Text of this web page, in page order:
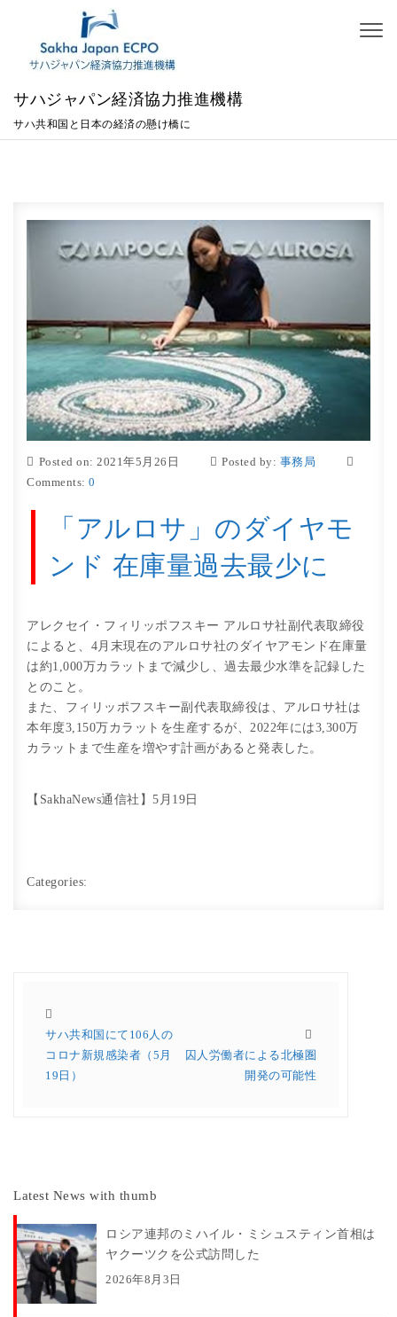
Skip to content
サハジャパン経済協力推進機構
サハ共和国と日本の経済の懸け橋に
Posted on: 2021年5月26日 Posted by: 事務局
Comments: 0
「アルロサ」のダイヤモ
ンド 在庫量過去最少に
アレクセイ・フィリッポフスキー アルロサ社副代表取締役
によると、4月末現在のアルロサ社のダイヤアモンド在庫量
は約1,000万カラットまで減少し、過去最少水準を記録した
とのこと。
また、フィリッポフスキー副代表取締役は、アルロサ社は
本年度3,150万カラットを生産するが、2022年には3,300万
カラットまで生産を増やす計画があると発表した。
【SakhaNews通信社】5月19日
Categories:
サハ共和国にて106人の
コロナ新規感染者（5月
19日）
囚人労働者による北極圏
開発の可能性
Latest News with thumb
ロシア連邦のミハイル・ミシュスティン首相は
ヤクーツクを公式訪問した
2026年8月3日